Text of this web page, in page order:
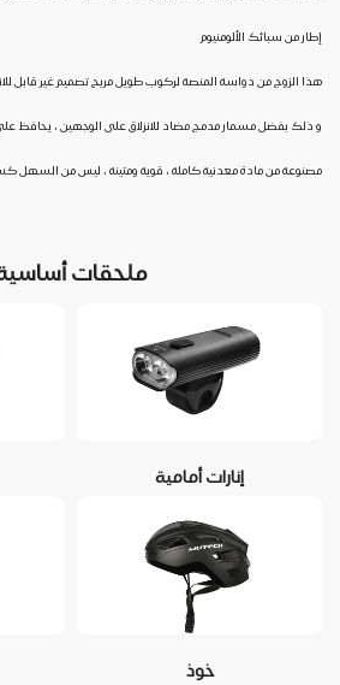
إطار من سبائك الألومنيوم
هذا الزوج من دواسة المنصة لركوب طويل مريح تصميم غير قابل
و ذلك بفضل مسمار مدمج مضاد للانزلاق على الوجهين ، يحافظ
مصنوعة من مادة معدنية كاملة ، قوية ومتينة ، ليس من السهل
ملحقات
إنارات أمامية
خوذ